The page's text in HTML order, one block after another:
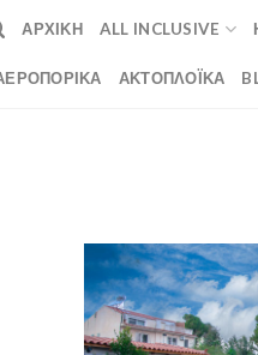
ΑΡΧΙΚΉ ALL INCLUSIVE
ΑΚΤΟΠΛΟΪΚΆ